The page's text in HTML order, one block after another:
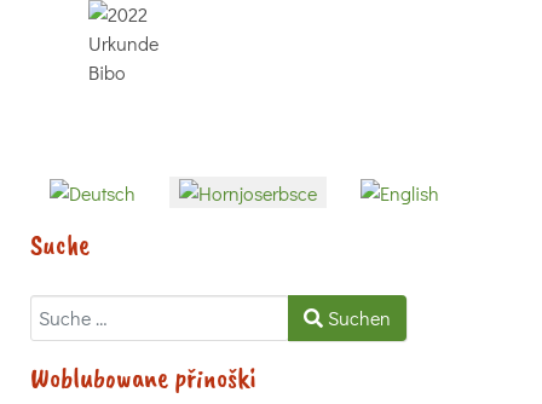
Sprache auswählen
Suche
Suchen Suchen
Woblubowane přinoški